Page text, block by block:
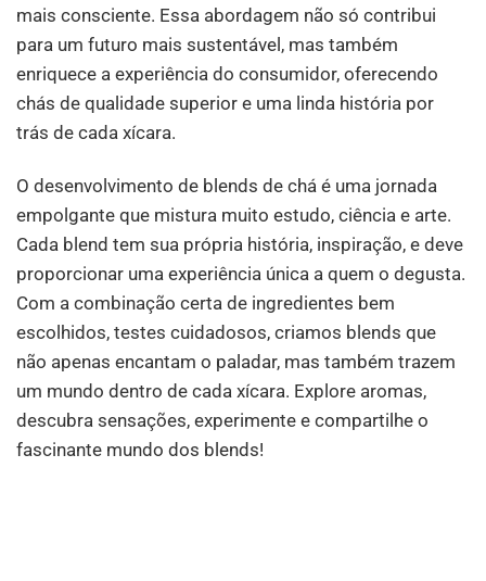
mais consciente. Essa abordagem não só contribui
para um futuro mais sustentável, mas também
enriquece a experiência do consumidor, oferecendo
chás de qualidade superior e uma linda história por
trás de cada xícara.
O desenvolvimento de blends de chá é uma jornada
empolgante que mistura muito estudo, ciência e arte.
Cada blend tem sua própria história, inspiração, e deve
proporcionar uma experiência única a quem o degusta.
Com a combinação certa de ingredientes bem
escolhidos, testes cuidadosos, criamos blends que
não apenas encantam o paladar, mas também trazem
um mundo dentro de cada xícara. Explore aromas,
descubra sensações, experimente e compartilhe o
fascinante mundo dos blends!